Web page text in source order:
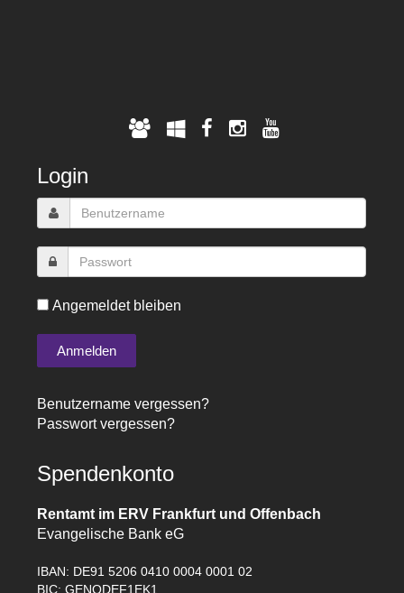
Login
Angemeldet bleiben
Benutzername vergessen?
Passwort vergessen?
Spendenkonto
Rentamt im ERV Frankfurt und Offenbach
Evangelische Bank eG
IBAN: DE91 5206 0410 0004 0001 02
BIC: GENODEF1EK1